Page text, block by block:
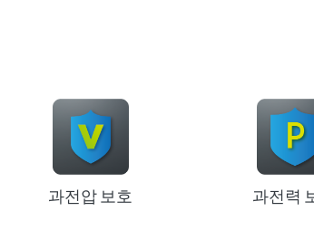
과전압 보호 과전력